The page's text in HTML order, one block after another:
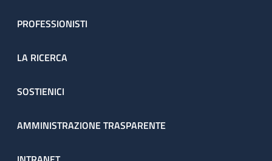
PROFESSIONISTI
LA RICERCA
SOSTIENICI
AMMINISTRAZIONE TRASPARENTE